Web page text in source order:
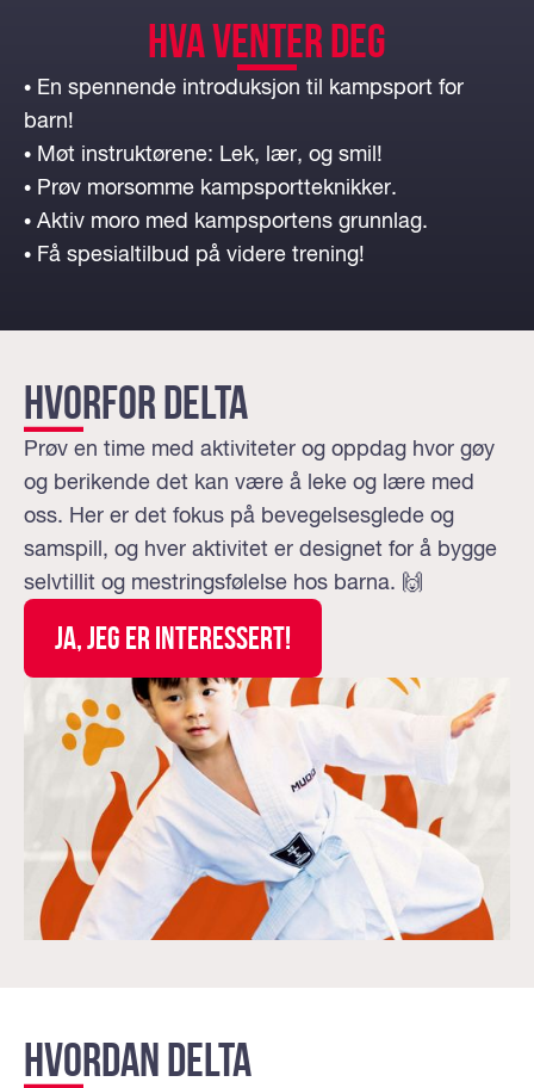
HVA VENTER DEG
• En spennende introduksjon til kampsport for
barn!
• Møt instruktørene: Lek, lær, og smil!
• Prøv morsomme kampsportteknikker.
• Aktiv moro med kampsportens grunnlag.
• Få spesialtilbud på videre trening!
Hvorfor delta
Prøv en time med aktiviteter og oppdag hvor gøy
og berikende det kan være å leke og lære med
oss. Her er det fokus på bevegelsesglede og
samspill, og hver aktivitet er designet for å bygge
selvtillit og mestringsfølelse hos barna. 🙌
JA, jeg er interessert!
Hvordan delta